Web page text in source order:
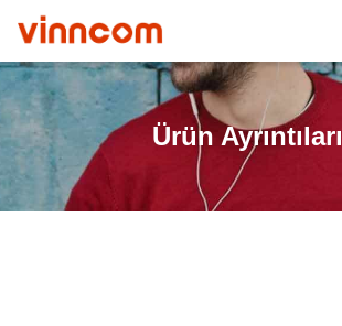
Ürün Ayrıntıları